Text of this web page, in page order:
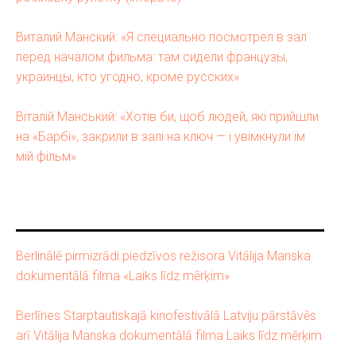
Виталий Манский: «Я специально посмотрел в зал
перед началом фильма: там сидели французы,
украинцы, кто угодно, кроме русских»
Віталій Манський: «Хотів би, щоб людей, які прийшли
на «Барбі», закрили в залі на ключ — і увімкнули їм
мій фільм»
Berlinālē pirmizrādi piedzīvos režisora Vitālija Manska
dokumentālā filma «Laiks līdz mērķim»
Berlīnes Starptautiskajā kinofestivālā Latviju pārstāvēs
arī Vitālija Manska dokumentālā filma Laiks līdz mērķim